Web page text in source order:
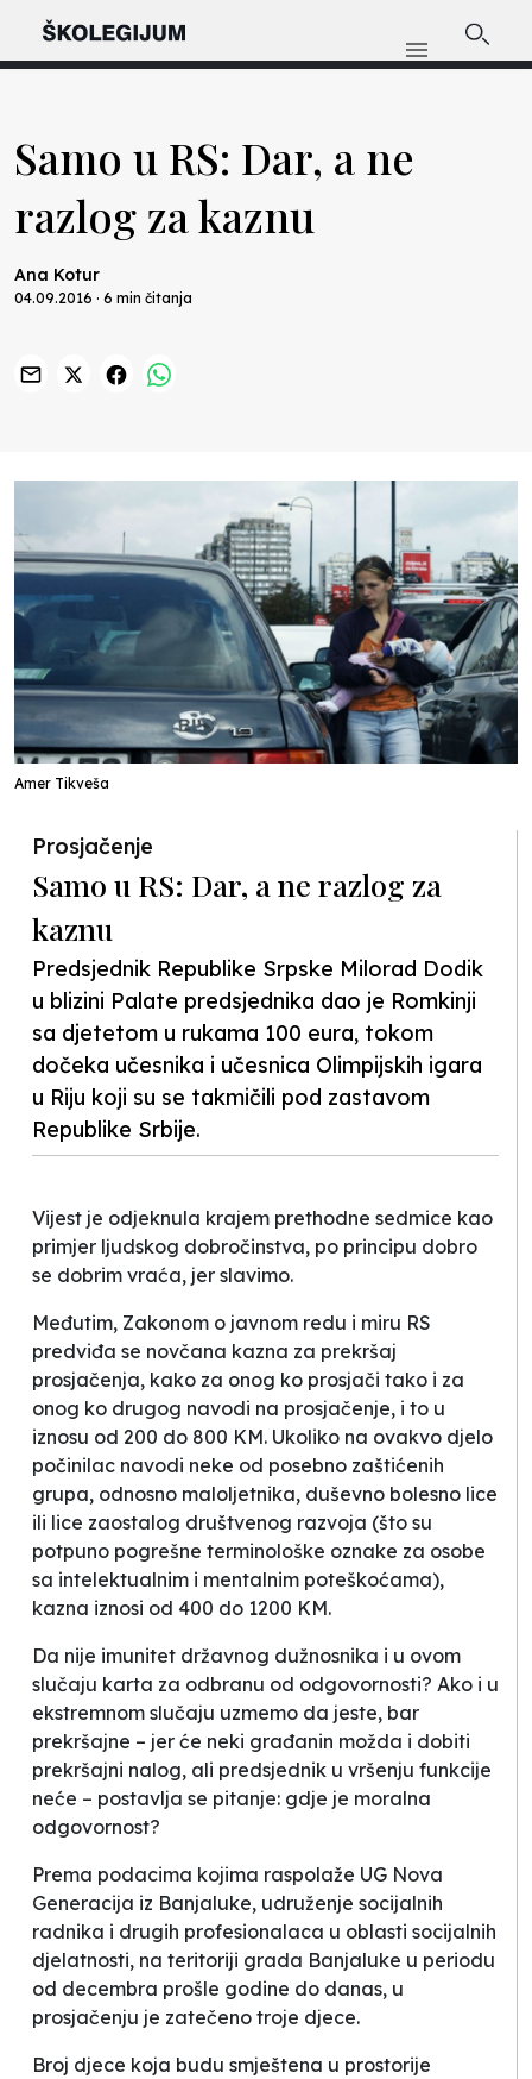
Samo u RS: Dar, a ne
razlog za kaznu
Ana Kotur
04.09.2016 · 6 min čitanja
Amer Tikveša
Prosjačenje
Samo u RS: Dar, a ne razlog za
kaznu
Predsjednik Republike Srpske Milorad Dodik
u blizini Palate predsjednika dao je Romkinji
sa djetetom u rukama 100 eura, tokom
dočeka učesnika i učesnica Olimpijskih igara
u Riju koji su se takmičili pod zastavom
Republike Srbije.
Vijest je odjeknula krajem prethodne sedmice kao
primjer ljudskog dobročinstva, po principu dobro
se dobrim vraća, jer slavimo.
Međutim, Zakonom o javnom redu i miru RS
predviđa se novčana kazna za prekršaj
prosjačenja, kako za onog ko prosjači tako i za
onog ko drugog navodi na prosjačenje, i to u
iznosu od 200 do 800 KM. Ukoliko na ovakvo djelo
počinilac navodi neke od posebno zaštićenih
grupa, odnosno maloljetnika, duševno bolesno lice
ili lice zaostalog društvenog razvoja (što su
potpuno pogrešne terminološke oznake za osobe
sa intelektualnim i mentalnim poteškoćama),
kazna iznosi od 400 do 1200 KM.
Da nije imunitet državnog dužnosnika i u ovom
slučaju karta za odbranu od odgovornosti? Ako i u
ekstremnom slučaju uzmemo da jeste, bar
prekršajne – jer će neki građanin možda i dobiti
prekršajni nalog, ali predsjednik u vršenju funkcije
neće – postavlja se pitanje: gdje je moralna
odgovornost?
Prema podacima kojima raspolaže UG Nova
Generacija iz Banjaluke, udruženje socijalnih
radnika i drugih profesionalaca u oblasti socijalnih
djelatnosti, na teritoriji grada Banjaluke u periodu
od decembra prošle godine do danas, u
prosjačenju je zatečeno troje djece.
Broj djece koja budu smještena u prostorije